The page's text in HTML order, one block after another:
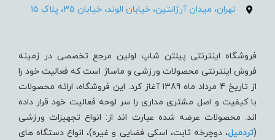
تهران، میدان آرژانتین، خیابان الوند، خیابان 35، پلاک 15
فروشگاه اینترنتی پیلتن شاپ اولین مرجع تخصصی در زمینه
فروش اینترنتی محصولات ورزشی و ماساژ است که فعالیت خود را
از تاریخ 4 مرداد ماه 1389 آغاز کرد. این فروشگاه، ارائه محصولات
با کیفیت و اصل مشتری مداری را سر لوحه فعالیت خود قرار داده
اند. محصولات عرضه شده عبارت اند از: انواع تجهیزات ورزشی
(تردميل، دوچرخه ثابت، اسکی فضایی و غیره)، انواع دستگاه های